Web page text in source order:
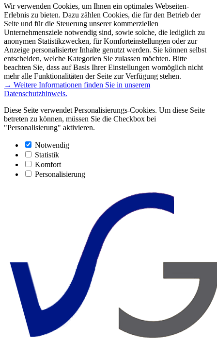
Wir verwenden Cookies, um Ihnen ein optimales Webseiten-
Erlebnis zu bieten. Dazu zählen Cookies, die für den Betrieb der
Seite und für die Steuerung unserer kommerziellen
Unternehmensziele notwendig sind, sowie solche, die lediglich zu
anonymen Statistikzwecken, für Komforteinstellungen oder zur
Anzeige personalisierter Inhalte genutzt werden. Sie können selbst
entscheiden, welche Kategorien Sie zulassen möchten. Bitte
beachten Sie, dass auf Basis Ihrer Einstellungen womöglich nicht
mehr alle Funktionalitäten der Seite zur Verfügung stehen.
→ Weitere Informationen finden Sie in unserem
Datenschutzhinweis.
Diese Seite verwendet Personalisierungs-Cookies. Um diese Seite
betreten zu können, müssen Sie die Checkbox bei
"Personalisierung" aktivieren.
Notwendig
Statistik
Komfort
Personalisierung